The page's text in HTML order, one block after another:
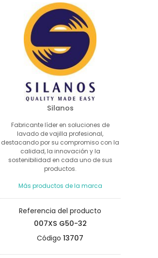
Silanos
Fabricante líder en soluciones de
lavado de vajilla profesional,
destacando por su compromiso con la
calidad, la innovación y la
sostenibilidad en cada uno de sus
productos.
Más productos de la marca
Referencia del producto
007XS G50-32
Código 13707